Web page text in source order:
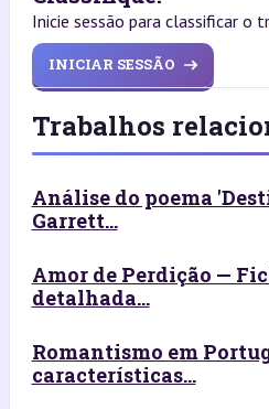
Inicie sessão para classificar o
INICIAR SESSÃO
Trabalhos
Análise do poema
Garrett...
Amor de Perdição —
detalhada...
Romantismo em
características...